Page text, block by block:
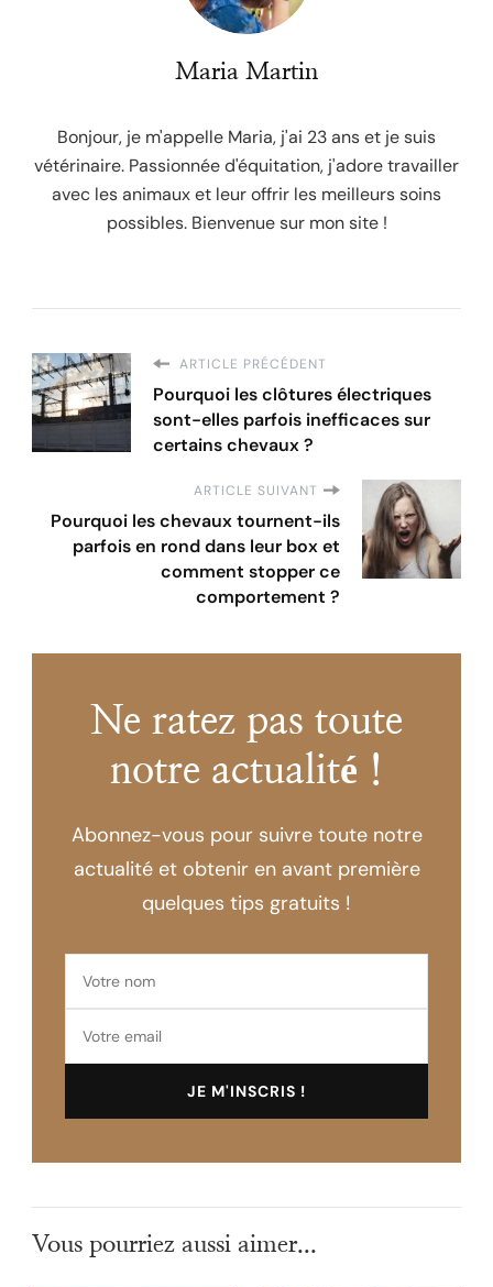
Maria Martin
Bonjour, je m'appelle Maria, j'ai 23 ans et je suis
vétérinaire. Passionnée d'équitation, j'adore travailler
avec les animaux et leur offrir les meilleurs soins
possibles. Bienvenue sur mon site !
ARTICLE PRÉCÉDENT
Pourquoi les clôtures électriques
sont-elles parfois inefficaces sur
certains chevaux ?
ARTICLE SUIVANT
Pourquoi les chevaux tournent-ils
parfois en rond dans leur box et
comment stopper ce
comportement ?
Ne ratez pas toute
notre actualité !
Abonnez-vous pour suivre toute notre
actualité et obtenir en avant première
quelques tips gratuits !
Vous pourriez aussi aimer...